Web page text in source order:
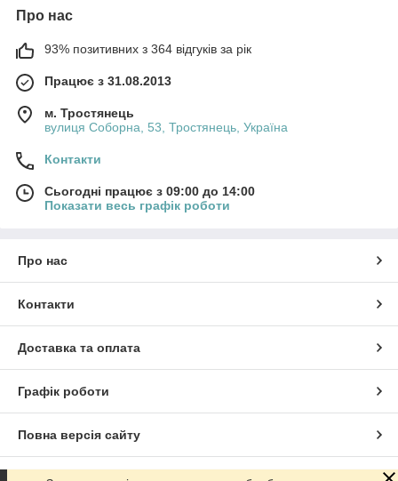
Про нас
93% позитивних з 364 відгуків за рік
Працює з 31.08.2013
м. Тростянець
вулиця Соборна, 53, Тростянець, Україна
Контакти
Сьогодні працює з 09:00 до 14:00
Показати весь графік роботи
Про нас
Контакти
Доставка та оплата
Графік роботи
Повна версія сайту